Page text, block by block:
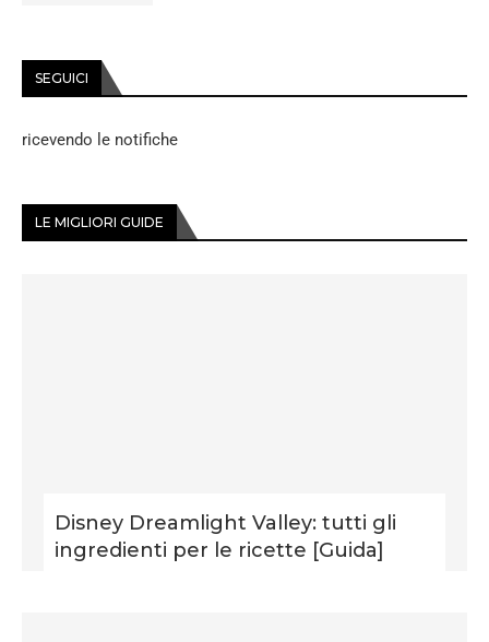
SEGUICI
ricevendo le notifiche
LE MIGLIORI GUIDE
Disney Dreamlight Valley: tutti gli
ingredienti per le ricette [Guida]